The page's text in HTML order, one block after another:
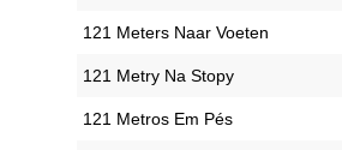
‎121 Meters Naar Voeten
‎121 Metry Na Stopy
‎121 Metros Em Pés